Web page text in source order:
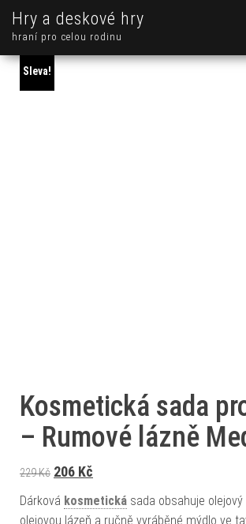
Hry a deskové hry
hraní pro celou rodinu
Sleva!
Kosmetická sada
– Rumové lázně
229Kč Původní cena byla: 229 Kč.
206 Kč
Dárková kosmetická sada obsahuje
olejovou lázeň a ručně vyráběné mýdlo ve